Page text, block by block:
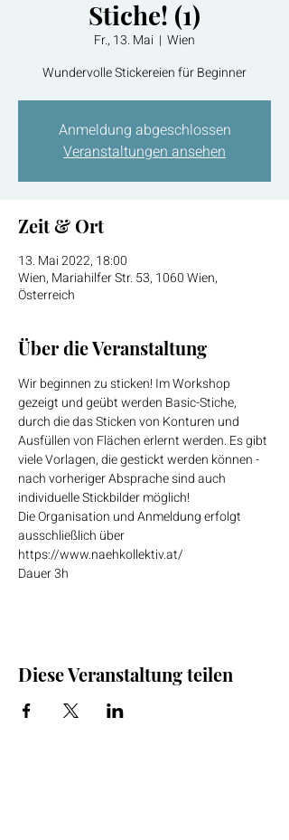
Stiche! (1)
Fr., 13. Mai
  |
Wien
Wundervolle Stickereien für Beginner
Anmeldung abgeschlossen
Veranstaltungen ansehen
Zeit & Ort
13. Mai 2022, 18:00
Wien, Mariahilfer Str. 53, 1060 Wien,
Österreich
Über die Veranstaltung
Wir beginnen zu sticken! Im Workshop
gezeigt und geübt werden Basic-Stiche,
durch die das Sticken von Konturen und
Ausfüllen von Flächen erlernt werden. Es gibt
viele Vorlagen, die gestickt werden können -
nach vorheriger Absprache sind auch
individuelle Stickbilder möglich!
Die Organisation und Anmeldung erfolgt
ausschließlich über
https://www.naehkollektiv.at/
Dauer 3h
Diese Veranstaltung teilen